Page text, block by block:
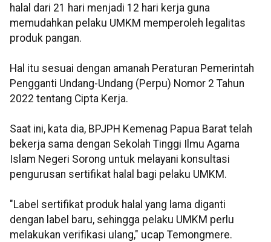
halal dari 21 hari menjadi 12 hari kerja guna
memudahkan pelaku UMKM memperoleh legalitas
produk pangan.
Hal itu sesuai dengan amanah Peraturan Pemerintah
Pengganti Undang-Undang (Perpu) Nomor 2 Tahun
2022 tentang Cipta Kerja.
Saat ini, kata dia, BPJPH Kemenag Papua Barat telah
bekerja sama dengan Sekolah Tinggi Ilmu Agama
Islam Negeri Sorong untuk melayani konsultasi
pengurusan sertifikat halal bagi pelaku UMKM.
"Label sertifikat produk halal yang lama diganti
dengan label baru, sehingga pelaku UMKM perlu
melakukan verifikasi ulang," ucap Temongmere.